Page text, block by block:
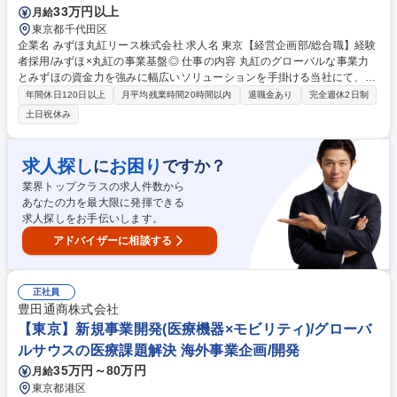
月給33万円以上
東京都千代田区
企業名 みずほ丸紅リース株式会社 求人名 東京【経営企画部/総合職】経験
者採用/みずほ×丸紅の事業基盤◎ 仕事の内容 丸紅のグローバルな事業力
とみずほの資金力を強みに幅広いソリューションを手掛ける当社にて、経
営課題の分析や中期経営計画の策定・推進等を担う体制の強化を図るた
め、同業務の経験を有する人材を募集します。 総合企画部は経営計画の策
定・推進、経営管理の高度化、リスク管理・ガバナンス強化等の幅広い業
務を担っています。 【業務詳細】▼中期経営計画・年度計画の策定および
進捗管理▼予算作成、業績管理、経営分析▼取締役会や経営会議等の会議
体運営、株主対応▼グループ会社管理およびガバナンス体制の整備・強化
▼全社横断プロジェクトの企画・推進▼リスク管理およびコンプライアン
ス関連業務 募集職種 東京【経営企画部/総合職】経験者採用/みずほ×丸紅
の事業基盤◎
年間休日120日以上 月平均残業時間20時間以内 退職金あり
完全週休2日制
土日祝休み
求人探しにお困り ですか？
業界トップクラスの求人件数から
あなたの力を最大限に発揮できる
求人探しをお手伝いします。
アドバイザーに相談する
正社員
豊田通商株式会社
【東京】新規事業開発(医療機器×モビリティ)/グローバ
ルサウスの医療課題解決 海外事業企画/開発
月給35万円～80万円
東京都港区